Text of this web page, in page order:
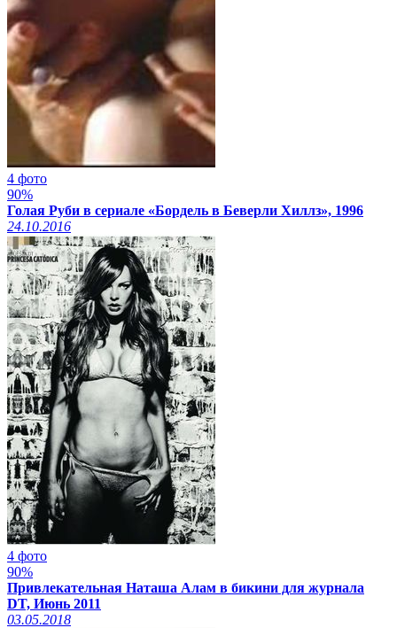
4 фото
90%
Голая Руби в сериале «Бордель в Беверли Хиллз», 1996
24.10.2016
4 фото
90%
Привлекательная Наташа Алам в бикини для журнала
DT, Июнь 2011
03.05.2018